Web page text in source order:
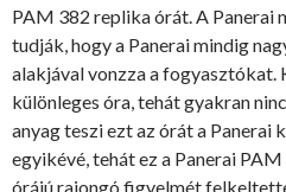
PAM 382 replika órát. A Panerai
tudják, hogy a Panerai mindig
alakjával vonzza a fogyasztókat.
különleges óra, tehát gyakran
anyag teszi ezt az órát a Panerai
egyikévé, tehát ez a Panerai
órájú rajongó figyelmét